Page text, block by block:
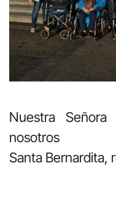
Nuestra
nosotros
Santa Bernardita,